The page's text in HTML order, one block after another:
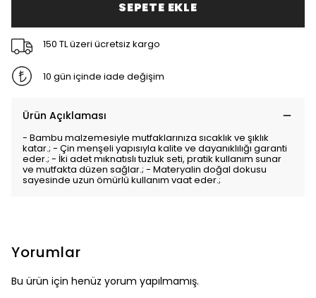
SEPETE EKLE
150 TL üzeri ücretsiz kargo
10 gün içinde iade değişim
Ürün Açıklaması
- Bambu malzemesiyle mutfaklarınıza sıcaklık ve şıklık
katar.; - Çin menşeli yapısıyla kalite ve dayanıklılığı garanti
eder.; - İki adet mıknatıslı tuzluk seti, pratik kullanım sunar
ve mutfakta düzen sağlar.; - Materyalin doğal dokusu
sayesinde uzun ömürlü kullanım vaat eder.;
Yorumlar
Bu ürün için henüz yorum yapılmamış.